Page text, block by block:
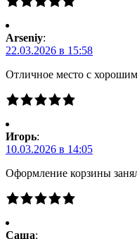
Arseniy:
22.03.2026 в 15:58
Отличное место с
Игорь:
10.03.2026 в 14:05
Оформление корзины
Саша: